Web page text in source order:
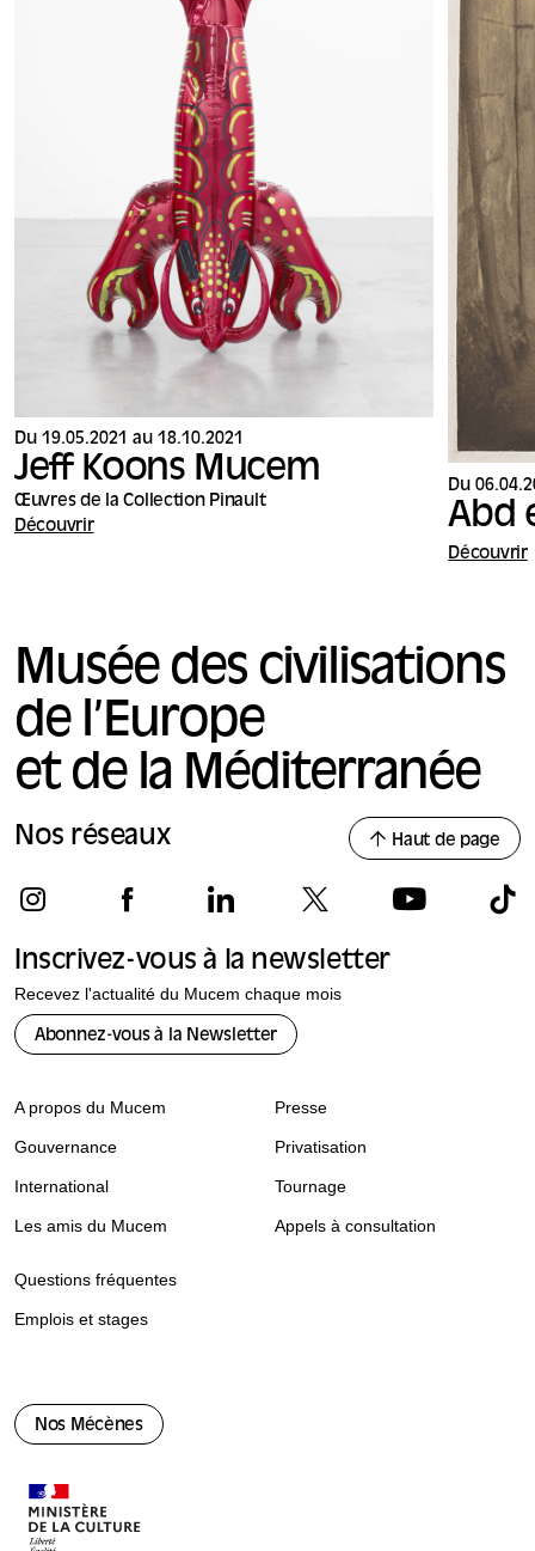
Du 19.05.2021 au 18.10.2021
Jeff Koons Mucem
Œuvres de la Collection Pinault
Découvrir
Du
Abd
Découvrir
Musée des civilisations
de l’Europe
et de la Méditerranée
Nos réseaux Haut de page
Inscrivez-vous à la newsletter
Recevez l'actualité du Mucem chaque mois
Abonnez-vous à la Newsletter
Nos Mécènes
A propos du Mucem
Gouvernance
International
Les amis du Mucem
Presse
Privatisation
Tournage
Appels à consultation
Questions fréquentes
Emplois et stages